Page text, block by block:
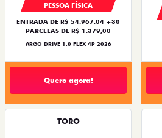
PESSOA FÍSICA
ENTRADA DE R$ 54.967,04 +30
PARCELAS DE R$ 1.379,00
ARGO DRIVE 1.0 FLEX 4P 2026
Quero agora!
TORO